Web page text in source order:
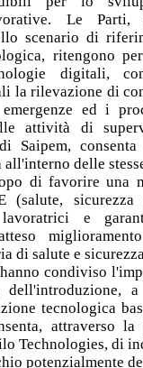
Le Parti,
scenario di
ritengono
digitali,
la rilevazione di
ed i
attività di
Saipem,
delle
di favorire una
(salute,
e
di salute e
condiviso
dell'introduzione,
tecnologica
attraverso la
Technologies, di
potenzialmente